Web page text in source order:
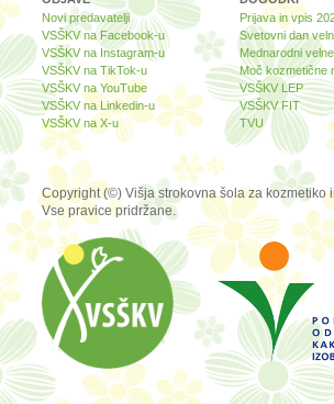
Novi predavatelji
VSŠKV na Facebook-u
VSŠKV na Instagram-u
VSŠKV na TikTok-u
VSŠKV na YouTube
VSŠKV na Linkedin-u
VSŠKV na X-u
Prijava in vpis
Svetovni dan
Mednarodni
Moč kozmetične
VSŠKV LEP
VSŠKV FIT
TVU
Copyright (©) Višja strokovna šola za kozmetiko
Vse pravice pridržane.